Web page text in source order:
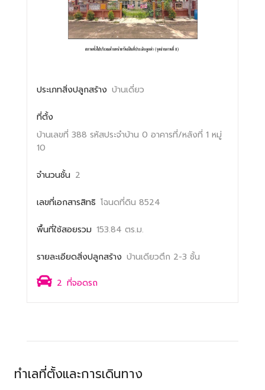
ประเภทสิ่งปลูกสร้าง บ้านเดี่ยว
ที่ตั้ง
บ้านเลขที่ 388 รหัสประจำบ้าน 0 อาคารที่/หลังที่ 1 หมู่
10
จำนวนชั้น 2
เลขที่เอกสารสิทธิ โฉนดที่ดิน 8524
พื้นที่ใช้สอยรวม 153.84 ตร.ม.
รายละเอียดสิ่งปลูกสร้าง บ้านเดียวตึก 2-3 ชั้น
2 ที่จอดรถ
ทำเลที่ตั้งและการเดินทาง